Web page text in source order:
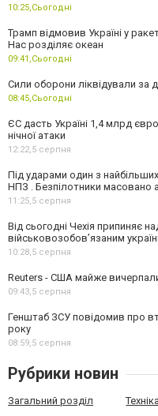
10:25,Сьогодні
Трамп відмовив Україні у
Нас розділяє океан
09:41,Сьогодні
Сили оборони ліквідували за
08:45,Сьогодні
ЄС дасть Україні 1,4 млрд
нічної атаки
12:22,5 серпня
Під ударами один з
НПЗ . Безпілотники масовано
11:25,5 серпня
Від сьогодні Чехія припиняє
військовозобов’язаним
10:28,5 серпня
Reuters - США майже
09:43,5 серпня
Генштаб ЗСУ повідомив про
року
08:59,5 серпня
Рубрики новин
Загальний розділ Техніка